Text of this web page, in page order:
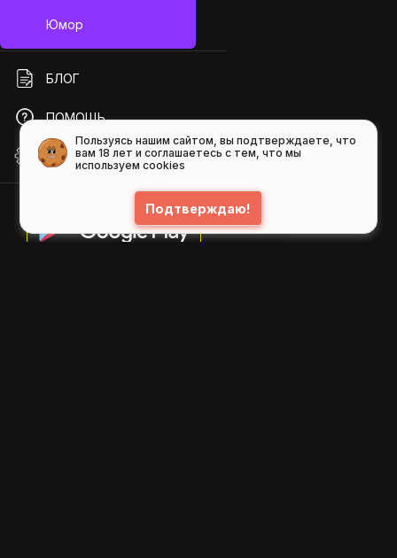
Юмор
БЛОГ
ПОМОЩЬ
API GIFS
Пользуясь нашим сайтом, вы подтверждаете, что
вам 18 лет и соглашаетесь с тем, что мы
используем cookies
Подтверждаю!